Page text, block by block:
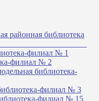
районная библиотека
филиал № 1
филиал № 2
библиотека-
филиал № 3
филиал № 15